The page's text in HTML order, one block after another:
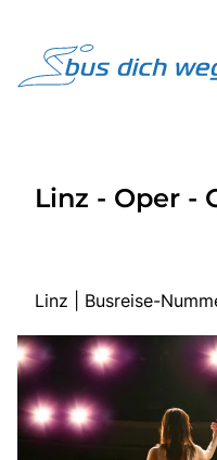
Highlights
Kontakt
Start
Busreisen
Bus mieten
Linz - Oper -
Linz | Busreise-